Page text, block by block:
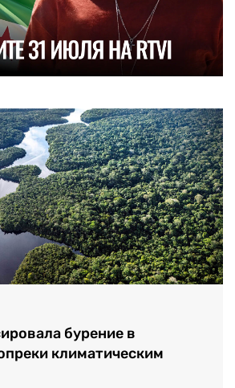
бурение в
климатическим